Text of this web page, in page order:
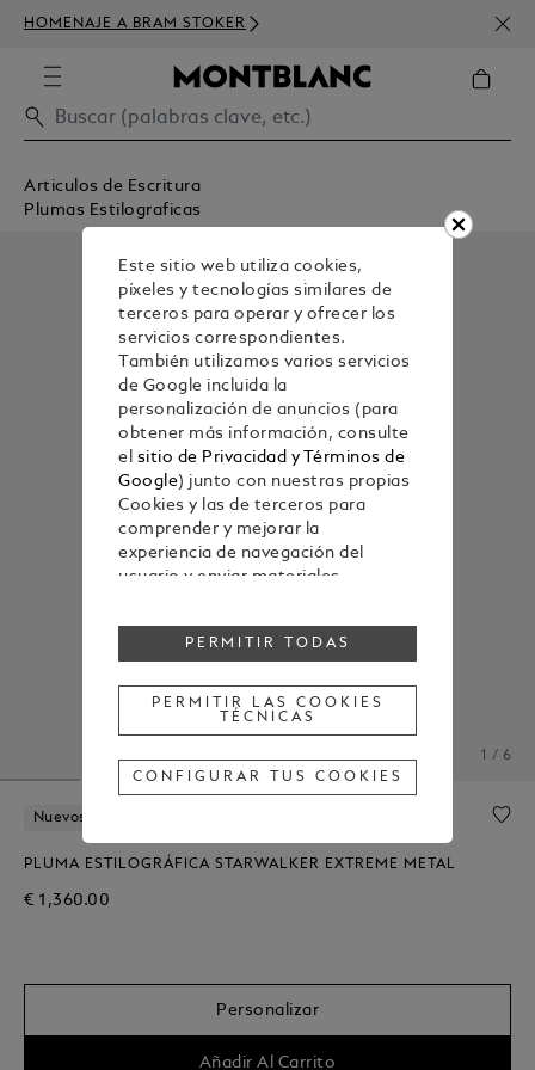
HOMENAJE A BRAM STOKER
DE
Articulos de Escritura
Plumas Estilograficas
1 / 6
Nuevos Productos
PLUMA ESTILOGRÁFICA STARWALKER EXTREME METAL
€ 1,360.00
Personalizar
Añadir Al Carrito
Este sitio web utiliza cookies,
píxeles y tecnologías similares de
terceros para operar y ofrecer los
servicios correspondientes.
También utilizamos varios servicios
de Google incluida la
personalización de anuncios (para
obtener más información, consulte
el sitio de Privacidad y Términos de
Google) junto con nuestras propias
Cookies y las de terceros para
comprender y mejorar la
experiencia de navegación del
usuario y enviar materiales
preferencias mostradas durante la
navegación.
consentimiento a alguna o todas
las cookies, haz clic en "Configurar
información, consulta nuestra
Política de cookies.
las cookies mencionadas
técnicas.
PERMITIR TODAS
PERMITIR LAS COOKIES
TÉCNICAS
CONFIGURAR TUS COOKIES